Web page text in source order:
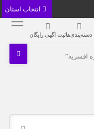
دسته‌بندی‌هاثبت اگهی رایگان
افسریه”